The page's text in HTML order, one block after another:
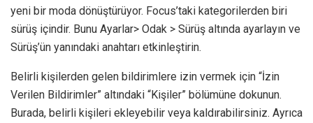
yeni bir moda dönüştürüyor. Focus’taki kategorilerden biri
sürüş içindir. Bunu Ayarlar> Odak > Sürüş altında ayarlayın ve
Sürüş’ün yanındaki anahtarı etkinleştirin.
Belirli kişilerden gelen bildirimlere izin vermek için “İzin
Verilen Bildirimler” altındaki “Kişiler” bölümüne dokunun.
Burada, belirli kişileri ekleyebilir veya kaldırabilirsiniz. Ayrıca